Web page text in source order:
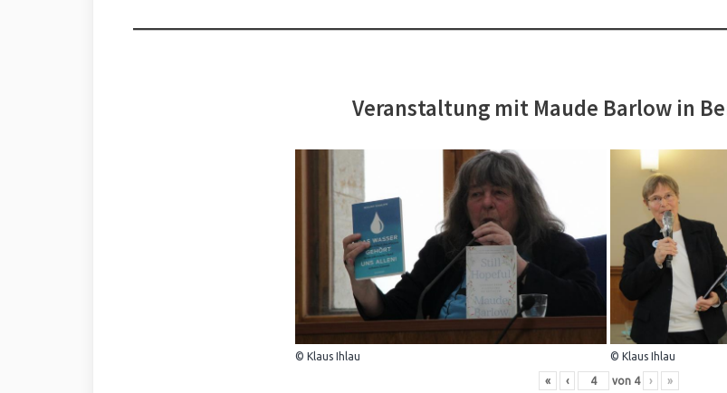
Veranstaltung mit Maude Barlow in
© Klaus Ihlau © Klaus Ihlau
« ‹ von 4 › »